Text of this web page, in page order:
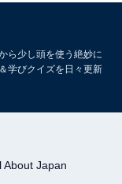
ら少し頭を使う絶妙に
学びクイズを日々更新
About Japan